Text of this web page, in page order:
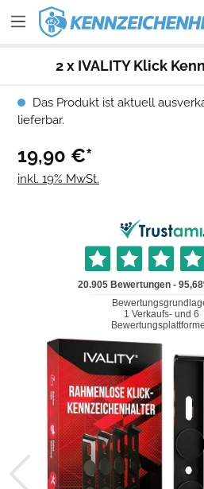
2 x IVALITY Klick
Das Produkt ist aktuell
lieferbar.
19,90 €*
inkl. 19% MwSt.